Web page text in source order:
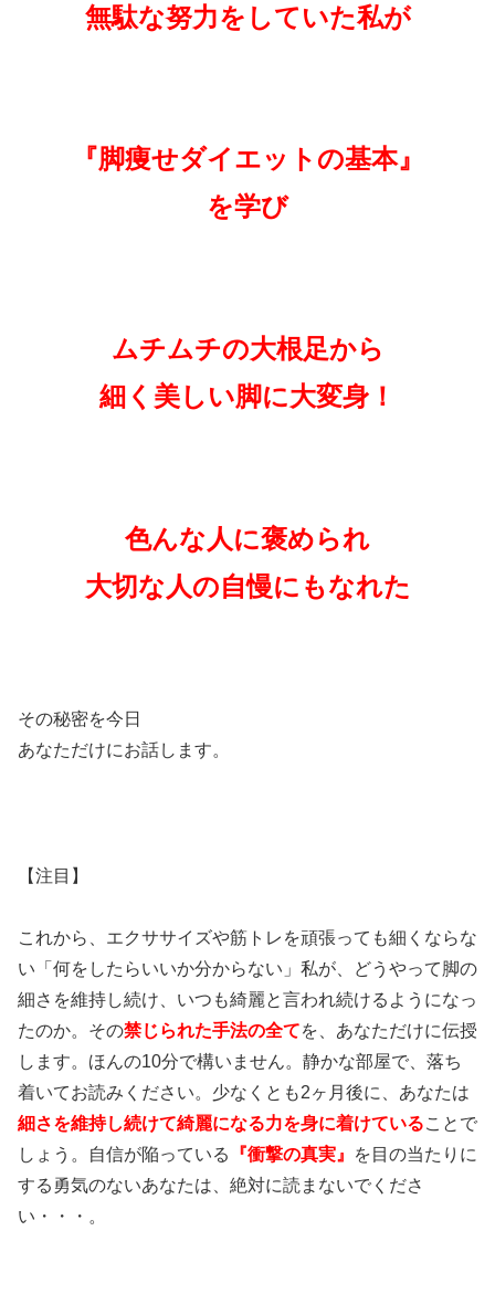
無駄な努力をしていた私が
『脚痩せダイエットの基本』
を学び
ムチムチの大根足から
細く美しい脚に大変身！
色んな人に褒められ
大切な人の自慢にもなれた
その秘密を今日
あなただけにお話します。
【注目】
これから、エクササイズや筋トレを頑張っても細くならな
い「何をしたらいいか分からない」私が、どうやって脚の
細さを維持し続け、いつも綺麗と言われ続けるようになっ
たのか。その禁じられた手法の全てを、あなただけに伝授
します。ほんの10分で構いません。静かな部屋で、落ち
着いてお読みください。少なくとも2ヶ月後に、あなたは
細さを維持し続けて綺麗になる力を身に着けていることで
しょう。自信が陥っている
『衝撃の真実』
を目の当たりに
する勇気のないあなたは、絶対に読まないでくださ
い・・・。